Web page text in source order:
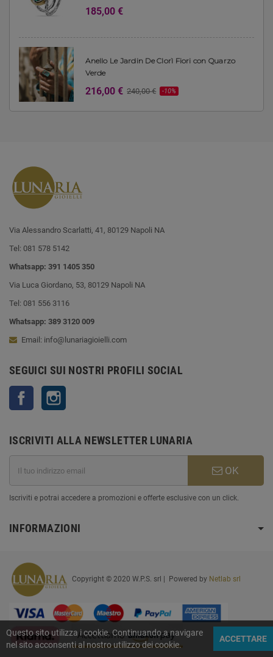
185,00 €
Anello Le Jardin De Clorì Fiori con Quarzo
Verde
216,00 € 240,00 € -10%
Via Alessandro Scarlatti, 41, 80129 Napoli NA
Tel: 081 578 5142
Whatsapp: 391 1405 350
Via Luca Giordano, 53, 80129 Napoli NA
Tel: 081 556 3116
Whatsapp: 389 3120 009
Email: info@lunariagioielli.com
SEGUICI SUI NOSTRI PROFILI SOCIAL
Facebook
ISCRIVITI ALLA NEWSLETTER LUNARIA
OK
Iscriviti e potrai accedere a promozioni e offerte esclusive con un click.
INFORMAZIONI
Copyright © 2020 W.P.S. srl | Powered by Netlab srl
Questo sito utilizza i cookie. Continuando a navigare
nel sito acconsenti al nostro utilizzo dei cookie.
ACCETTARE